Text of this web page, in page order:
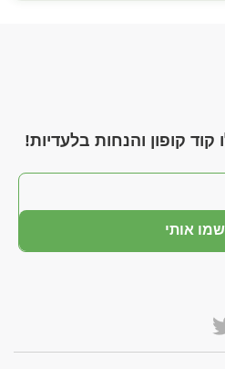
קוד קופון והנחות בלעדיות!
אותי